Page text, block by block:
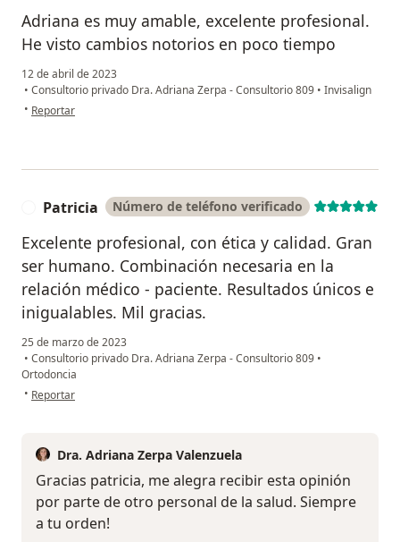
Adriana es muy amable, excelente profesional.
He visto cambios notorios en poco tiempo
12 de abril de 2023
• Consultorio privado Dra. Adriana Zerpa - Consultorio 809 • Invisalign
• en opinión del usuario Lina p
Reportar
Patricia Número de teléfono verificado
Excelente profesional, con ética y calidad. Gran
ser humano. Combinación necesaria en la
relación médico - paciente. Resultados únicos e
inigualables. Mil gracias.
25 de marzo de 2023
• Consultorio privado Dra. Adriana Zerpa - Consultorio 809 •
Ortodoncia
• en opinión del usuario Patricia
Reportar
Dra. Adriana Zerpa Valenzuela
Gracias patricia, me alegra recibir esta opinión
por parte de otro personal de la salud. Siempre
a tu orden!